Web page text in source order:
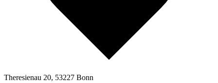
Theresienau 20, 53227 Bonn